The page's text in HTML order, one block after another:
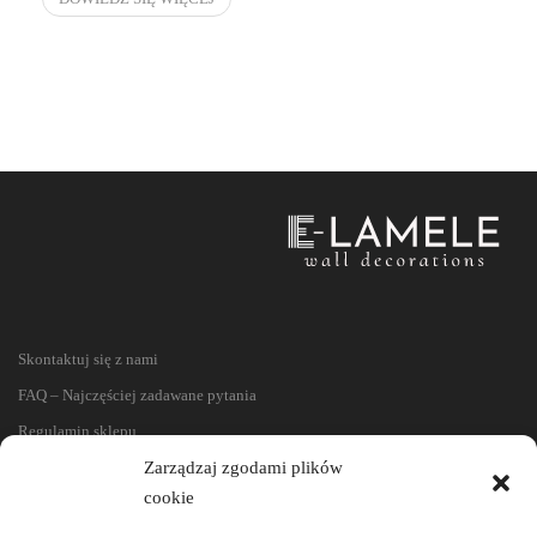
Zarządzaj zgodami plików
cookie
Skontaktuj się z nami
FAQ – Najczęściej zadawane pytania
Regulamin sklepu
Reklamacje i zwroty
Polityka prywatności